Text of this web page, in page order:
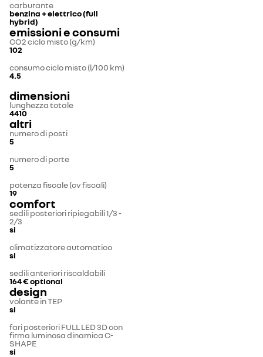
carburante
benzina + elettrico (full
hybrid)
emissioni e consumi
CO2 ciclo misto (g/km)
102
consumo ciclo misto (l/100 km)
4.5
dimensioni
lunghezza totale
4410
altri
numero di posti
5
numero di porte
5
potenza fiscale (cv fiscali)
19
comfort
sedili posteriori ripiegabili 1/3 -
2/3
si
climatizzatore automatico
si
sedili anteriori riscaldabili
164 €optional
design
volante in TEP
si
fari posteriori FULL LED 3D con
firma luminosa dinamica C-
SHAPE
si